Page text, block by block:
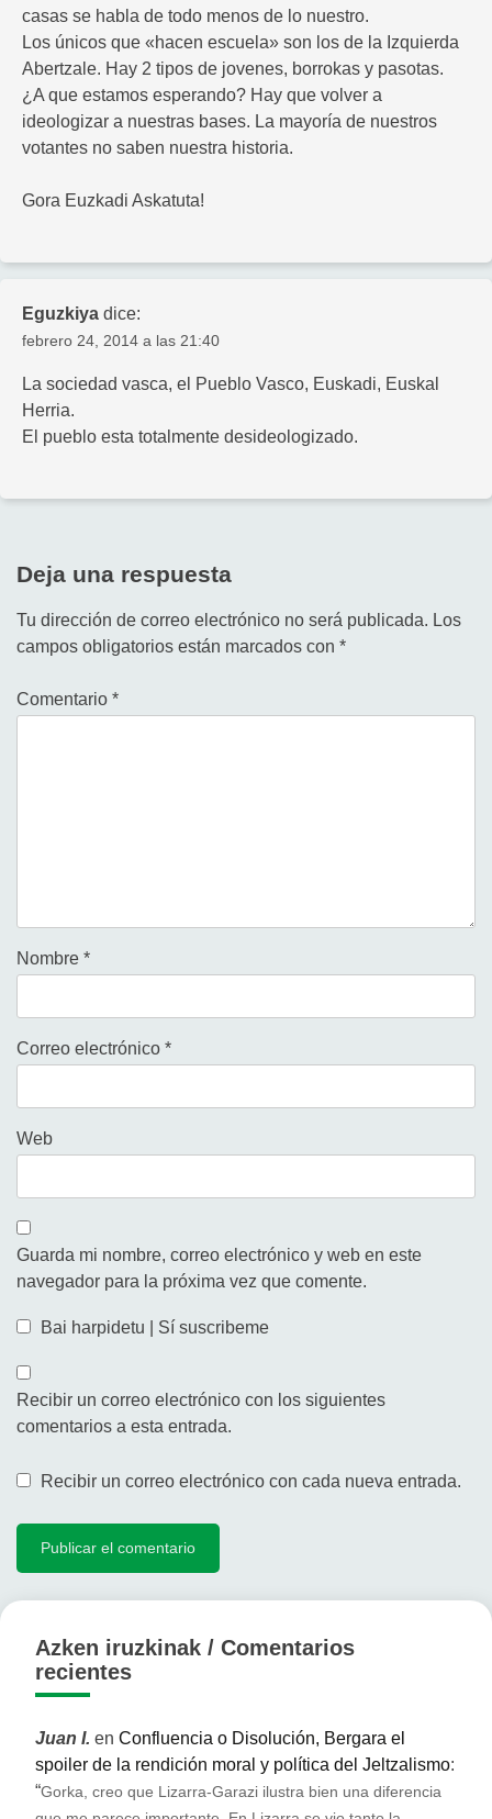
casas se habla de todo menos de lo nuestro.
Los únicos que «hacen escuela» son los de la Izquierda
Abertzale. Hay 2 tipos de jovenes, borrokas y pasotas.
¿A que estamos esperando? Hay que volver a
ideologizar a nuestras bases. La mayoría de nuestros
votantes no saben nuestra historia.
Gora Euzkadi Askatuta!
Eguzkiya dice:
febrero 24, 2014 a las 21:40
La sociedad vasca, el Pueblo Vasco, Euskadi, Euskal
Herria.
El pueblo esta totalmente desideologizado.
Deja una respuesta
Tu dirección de correo electrónico no será publicada. Los
campos obligatorios están marcados con *
Comentario *
Nombre *
Correo electrónico *
Web
Guarda mi nombre, correo electrónico y web en este
navegador para la próxima vez que comente.
Bai harpidetu | Sí suscribeme
Recibir un correo electrónico con los siguientes
comentarios a esta entrada.
Recibir un correo electrónico con cada nueva entrada.
Azken iruzkinak / Comentarios
recientes
Juan I. en Confluencia o Disolución, Bergara el
spoiler de la rendición moral y política del Jeltzalismo:
“Gorka, creo que Lizarra-Garazi ilustra bien una diferencia